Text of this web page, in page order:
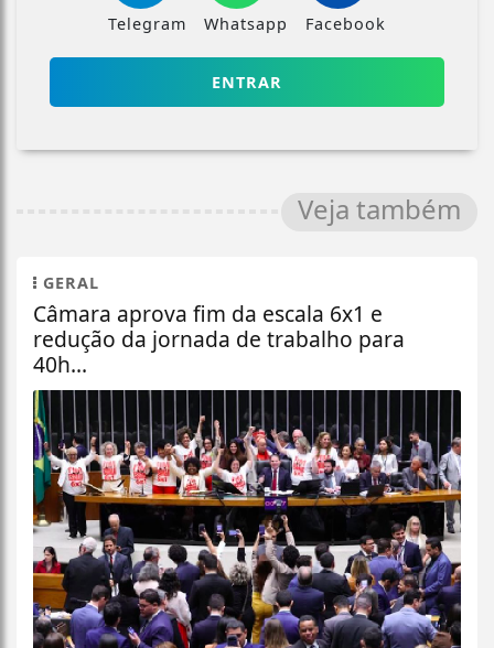
Telegram Whatsapp Facebook
ENTRAR
Veja também
GERAL
Câmara aprova fim da escala 6x1 e
redução da jornada de trabalho para
40h...